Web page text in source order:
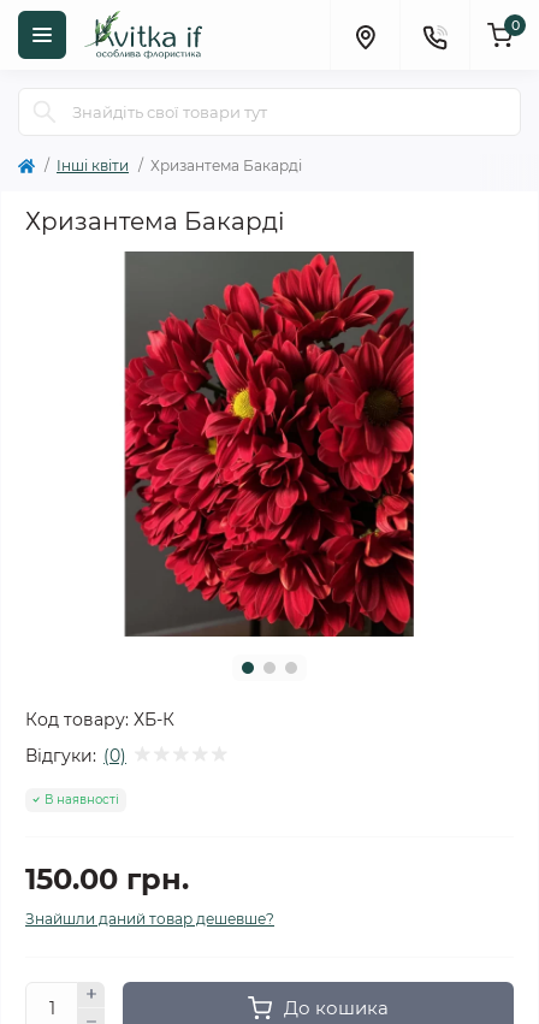
0
Інші квіти Хризантема Бакарді
Хризантема Бакарді
Код товару: ХБ-К
Відгуки: (0)
В наявності
150.00 грн.
Знайшли даний товар дешевше?
До кошика